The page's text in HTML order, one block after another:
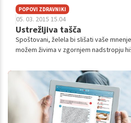
POPOVI ZDRAVNIKI
05. 03. 2015 15.04
Ustrežljiva tašča
Spoštovani, želela bi slišati vaše
možem živima v zgornjem nadstropju
Vendar to spl...